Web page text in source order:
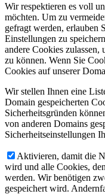
Wir respektieren es voll
möchten. Um zu
gefragt werden, erlauben
Einstellungen zu
andere Cookies
zu können. Wenn Sie
Cookies auf unserer
Wir stellen Ihnen eine
Domain gespeicherten
Sicherheitsgründen
von anderen Domains
Sicherheitseinstellungen
Aktivieren, damit die
wird und alle Cookies,
werden. Wir benötigen
gespeichert wird.